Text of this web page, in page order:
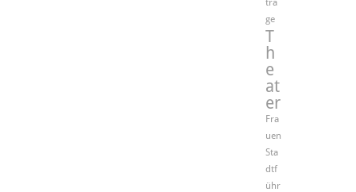
ge
T
h
e
at
er
Fra
uen
Sta
dtf
ühr